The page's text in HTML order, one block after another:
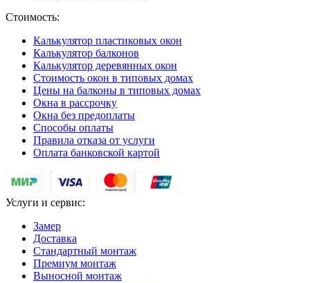
Стоимость:
Калькулятор пластиковых окон
Калькулятор балконов
Калькулятор деревянных окон
Стоимость окон в типовых домах
Цены на балконы в типовых домах
Окна в рассрочку
Окна без предоплаты
Способы оплаты
Правила отказа от услуги
Оплата банковской картой
Услуги и сервис:
Замер
Доставка
Стандартный монтаж
Премиум монтаж
Выносной монтаж